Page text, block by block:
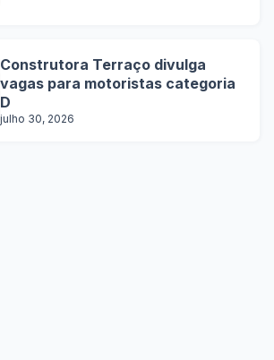
Construtora Terraço divulga
vagas para motoristas categoria
D
julho 30, 2026